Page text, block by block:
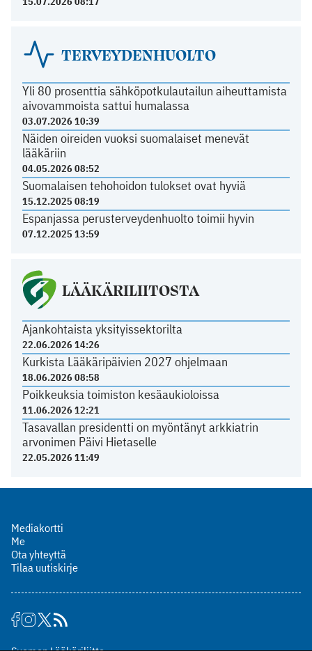
TERVEYDENHUOLTO
Yli 80 prosenttia sähköpotkulautailun aiheuttamista
aivovammoista sattui humalassa
03.07.2026 10:39
Näiden oireiden vuoksi suomalaiset menevät
lääkäriin
04.05.2026 08:52
Suomalaisen tehohoidon tulokset ovat hyviä
15.12.2025 08:19
Espanjassa perusterveydenhuolto toimii hyvin
07.12.2025 13:59
LÄÄKÄRILIITOSTA
Ajankohtaista yksityissektorilta
22.06.2026 14:26
Kurkista Lääkäripäivien 2027 ohjelmaan
18.06.2026 08:58
Poikkeuksia toimiston kesäaukioloissa
11.06.2026 12:21
Tasavallan presidentti on myöntänyt arkkiatrin
arvonimen Päivi Hietaselle
22.05.2026 11:49
Mediakortti
Me
Ota yhteyttä
Tilaa uutiskirje